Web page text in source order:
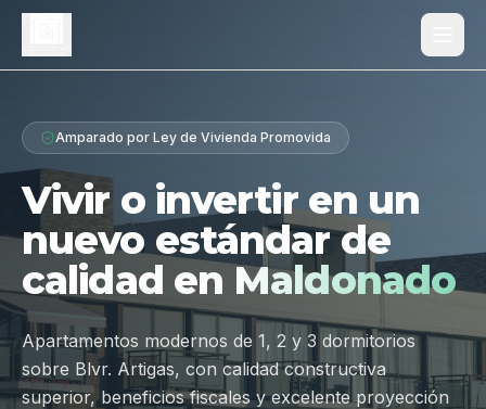
Proyecto
Diferenciales
Tipologías
Galería
Ubicación
Contacto
Amparado por Ley de Vivienda Promovida
Vivir o invertir en un
nuevo estándar de
calidad en Maldonado
Apartamentos modernos de 1, 2 y 3 dormitorios
sobre Blvr. Artigas, con calidad constructiva
superior, beneficios fiscales y excelente proyección